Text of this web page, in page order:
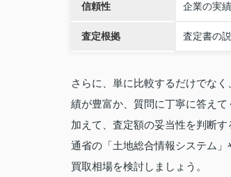
信頼性 企業の実
査定根拠 査定書の
さらに、単に比較するだけでな
績が豊富か、質問に丁寧に答えて
加えて、査定額の妥当性を判断
通省の「土地総合情報システム
買取相場を検討しましょう。